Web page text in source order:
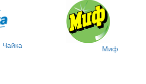
Чайка Миф